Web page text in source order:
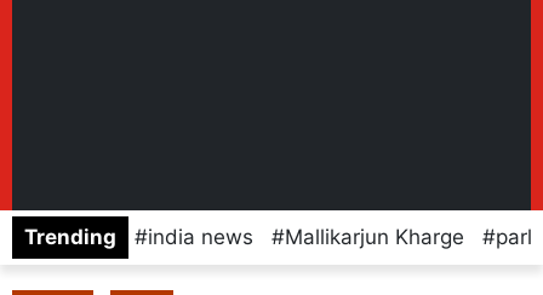
Trending india news Mallikarjun Kharge